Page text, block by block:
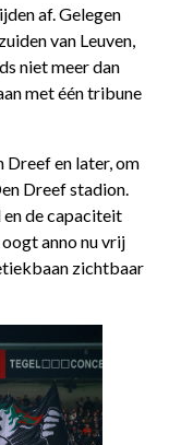
af. Gelegen
van Leuven,
niet meer dan
met één tribune
en later, om
Dreef stadion.
de capaciteit
anno nu vrij
zichtbaar